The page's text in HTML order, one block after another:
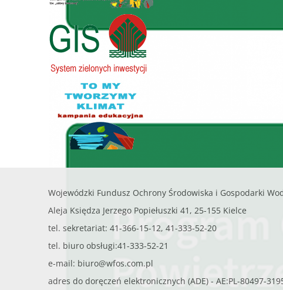
Wojewódzki Fundusz Ochrony Środowiska i Gospodarki
Aleja Księdza Jerzego Popiełuszki 41, 25-155 Kielce
tel. sekretariat: 41-366-15-12, 41-333-52-20
tel. biuro obsługi:41-333-52-21
e-mail: biuro@wfos.com.pl
adres do doręczeń elektronicznych (ADE) - AE:PL-80497-